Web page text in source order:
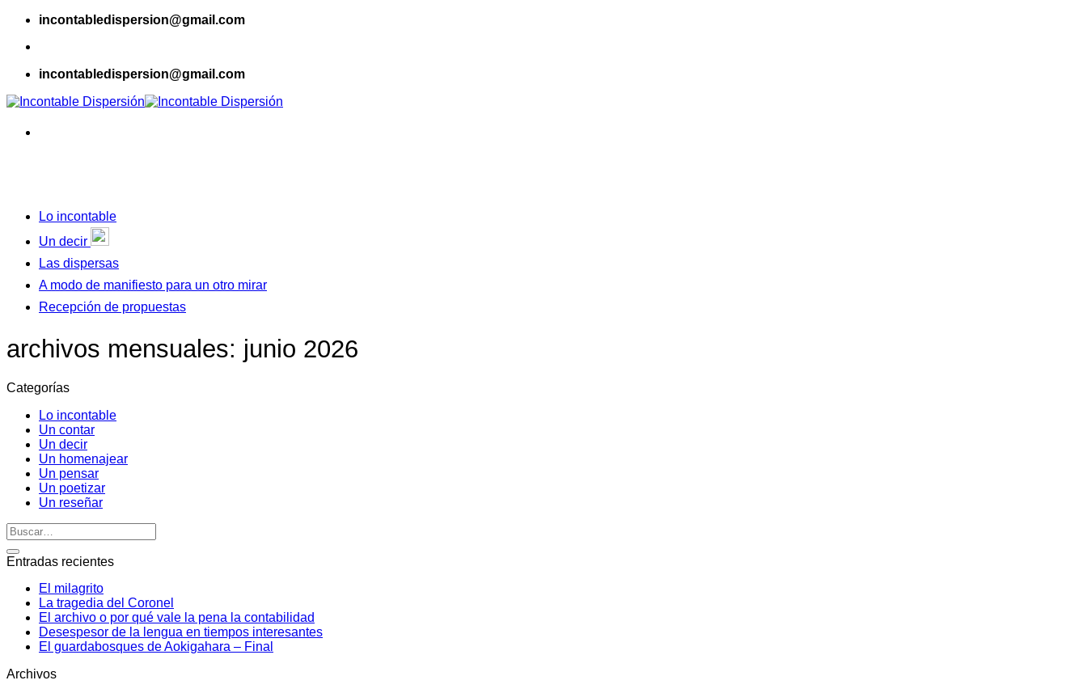
Skip
content
incontabledispersion@gmail.com
incontabledispersion@gmail.com
Lo incontable
Un decir
Las dispersas
A modo de manifiesto para un otro mirar
Recepción de propuestas
archivos mensuales: junio 2026
Categorías
Lo incontable
Un contar
Un decir
Un homenajear
Un pensar
Un poetizar
Un reseñar
Entradas recientes
El milagrito
La tragedia del Coronel
El archivo o por qué vale la pena la contabilidad
Desespesor de la lengua en tiempos interesantes
El guardabosques de Aokigahara – Final
Archivos